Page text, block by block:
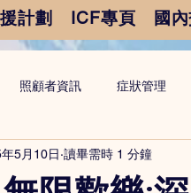
計劃 ICF專頁 國
照顧者資訊 症狀管理
5月10日 讀畢需時 1 分鐘